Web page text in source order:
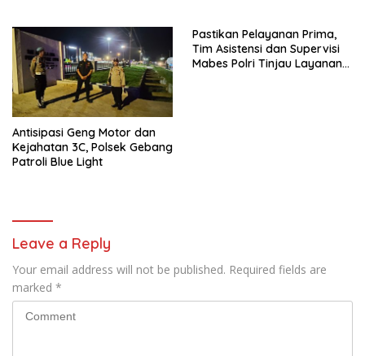
Antisipasi Geng Motor dan
Kejahatan 3C, Polsek Gebang
Patroli Blue Light
Pastikan Pelayanan Prima,
Tim Asistensi dan Supervisi
Mabes Polri Tinjau Layanan
Leave a Reply
Your email address will not be published. Required fields are
marked *